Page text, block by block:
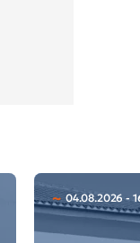
04.08.2026 -